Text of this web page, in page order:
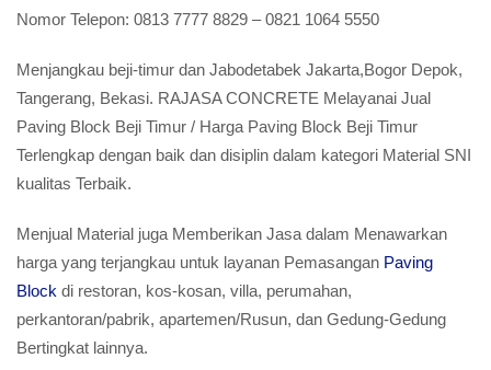
Nomor Telepon: 0813 7777 8829 – 0821 1064 5550
Menjangkau beji-timur dan Jabodetabek Jakarta,Bogor Depok,
Tangerang, Bekasi. RAJASA CONCRETE Melayanai Jual
Paving Block Beji Timur / Harga Paving Block Beji Timur
Terlengkap dengan baik dan disiplin dalam kategori Material SNI
kualitas Terbaik.
Menjual Material juga Memberikan Jasa dalam Menawarkan
harga yang terjangkau untuk layanan Pemasangan Paving
Block di restoran, kos-kosan, villa, perumahan,
perkantoran/pabrik, apartemen/Rusun, dan Gedung-Gedung
Bertingkat lainnya.